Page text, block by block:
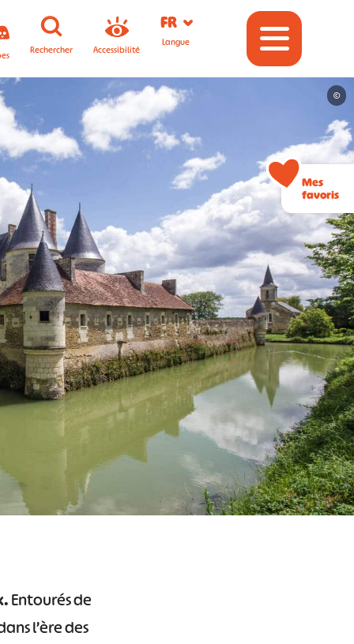
Rechercher Accessibilité
FR
Langue
©
Entourés de
l’ère des
Mes
favoris